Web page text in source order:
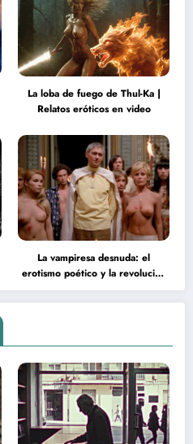
La loba de fuego de Thul-Ka |
Relatos eróticos en video
La vampiresa desnuda: el
erotismo poético y la revolución
psicodélica de Jean Rollin